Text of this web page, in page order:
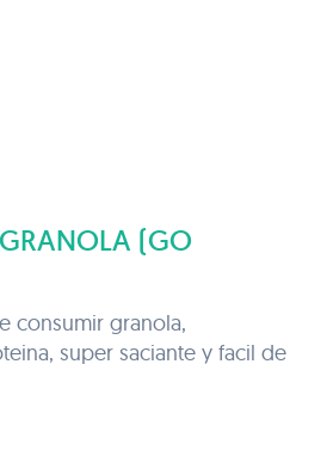
(GO
consumir granola,
super saciante y facil de